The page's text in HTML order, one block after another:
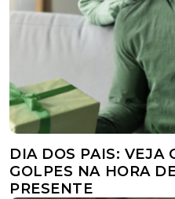
DIA DOS PAIS: VEJA
GOLPES NA HORA
PRESENTE